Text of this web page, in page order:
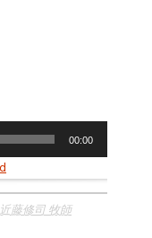
00:00
近藤修司 牧師